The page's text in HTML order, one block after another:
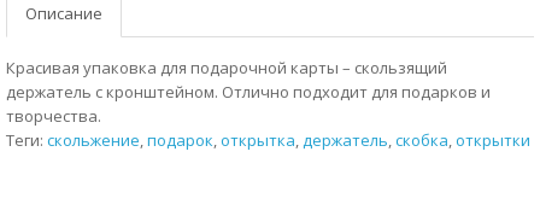
Описание
Красивая упаковка для подарочной карты – скользящий
держатель с кронштейном. Отлично подходит для подарков и
творчества.
Теги: скольжение,подарок,открытка,держатель,скобка,открытки